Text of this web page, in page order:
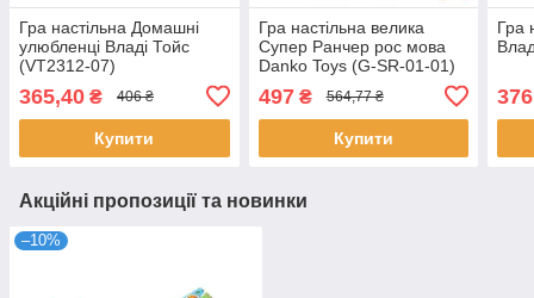
Гра настільна Домашні
улюбленці Владі Тойс
(VT2312-07)
365,40 ₴ 406 ₴
Купити
Гра настільна велика
Супер Ранчер рос мова
Danko Toys (G-SR-01-01)
497₴ 564,77 ₴
Купити
Гра
Акційні пропозиції та новинки
–10%